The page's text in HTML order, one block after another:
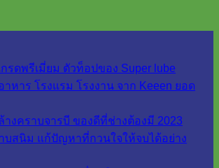
กรดพรีเมี่ยม ตัวท็อปของ Super lube
าหาร โรงแรม โรงงาน จาก Keeen ยอด
างคราบจารบี ของดีที่ช่างต้องมี 2023
บสนิม แก้ปัญหาที่กวนใจให้จบได้อย่าง